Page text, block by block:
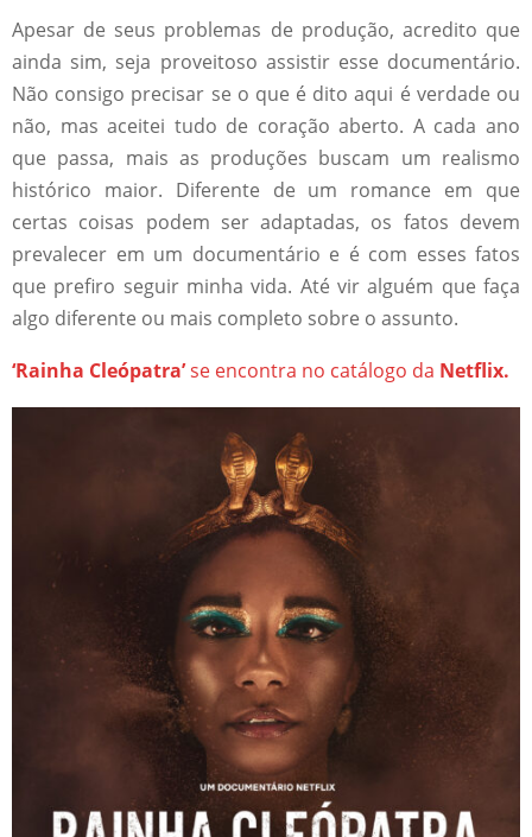
Apesar de seus problemas de produção, acredito que
ainda sim, seja proveitoso assistir esse documentário.
Não consigo precisar se o que é dito aqui é verdade ou
não, mas aceitei tudo de coração aberto. A cada ano
que passa, mais as produções buscam um realismo
histórico maior. Diferente de um romance em que
certas coisas podem ser adaptadas, os fatos devem
prevalecer em um documentário e é com esses fatos
que prefiro seguir minha vida. Até vir alguém que faça
algo diferente ou mais completo sobre o assunto.
‘Rainha Cleópatra’se encontra no catálogo da Netflix.